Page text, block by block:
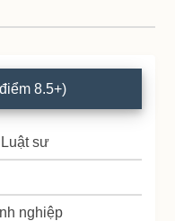
8.5+)
sư
nghiệp